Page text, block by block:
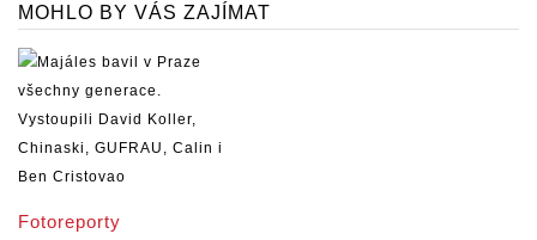
MOHLO BY VÁS ZAJÍMAT
Fotoreporty